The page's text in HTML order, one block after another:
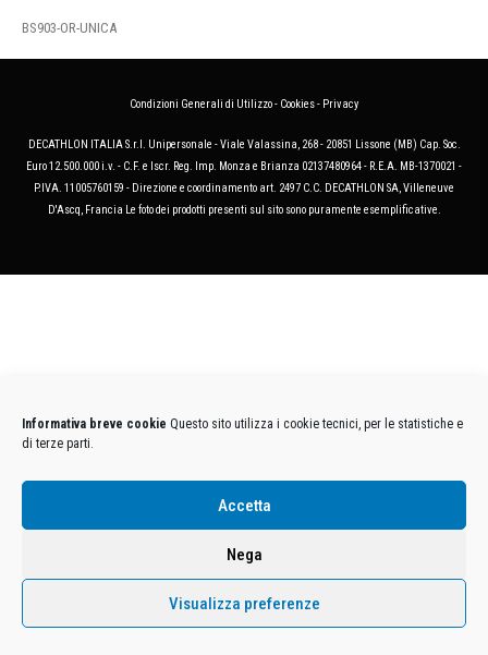
Informativa breve cookie Questo sito utilizza i cookie tecnici, per le statistiche e
di terze parti.
Accetta
Nega
Visualizza preferenze
BS903-OR-UNICA
Condizioni Generali di Utilizzo- Cookies- Privacy
DECATHLON ITALIA S.r.l. Unipersonale - Viale Valassina, 268 - 20851 Lissone (MB) Cap. Soc.
Euro 12.500.000 i.v. - C.F. e Iscr. Reg. Imp. Monza e Brianza 02137480964 - R.E.A. MB-1370021 -
P.IVA. 11005760159 - Direzione e coordinamento art. 2497 C.C. DECATHLON SA, Villeneuve
D'Ascq, Francia Le foto dei prodotti presenti sul sito sono puramente esemplificative.